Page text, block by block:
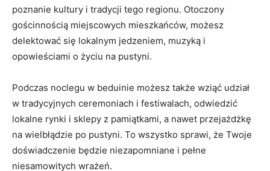
poznanie​ kultury i tradycji tego regionu. Otoczony
gościnnością miejscowych mieszkańców, możesz
delektować ⁢się lokalnym jedzeniem, muzyką i‍
opowieściami o życiu na pustyni.
Podczas noclegu w beduinie możesz także ​wziąć udział
‍w tradycyjnych ceremoniach i festiwalach, odwiedzić
lokalne rynki i sklepy z​ pamiątkami, a ‍nawet​ przejażdżkę​
na wielbłądzie po pustyni. To wszystko sprawi, ⁤że Twoje
doświadczenie będzie niezapomniane i ‌pełne
niesamowitych wrażeń.